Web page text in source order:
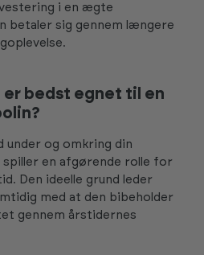
i en ægte
betaler sig gennem længere
er bedst egnet til en
under og omkring din
spiller en afgørende rolle for
Den ideelle grund leder
med at den bibeholder
gennem årstidernes